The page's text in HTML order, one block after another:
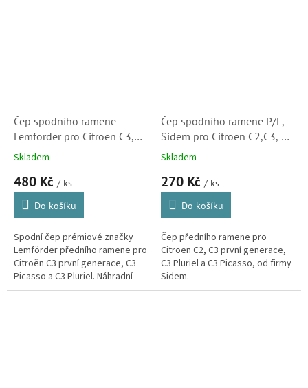
Čep spodního ramene
Lemförder pro Citroen C3,
C3 Picasso a C3 Pluriel
Skladem
480 Kč / ks
Do košíku
Spodní čep prémiové značky
Lemförder předního ramene pro
Citroën C3 první generace, C3
Picasso a C3 Pluriel. Náhradní
díly Lemförder jsou vyráběny na
Čep spodního ramene P/L,
Sidem pro Citroen C2,C3, C3
Pluriel a C3 Picasso
Skladem
270 Kč / ks
Do košíku
Čep předního ramene pro
Citroen C2, C3 první generace,
C3 Pluriel a C3 Picasso, od firmy
Sidem.